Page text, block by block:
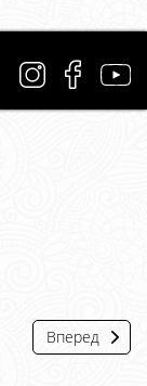
Вперед